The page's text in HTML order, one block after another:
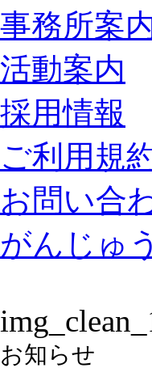
事務所案
活動案内
採用情報
ご利用規
お問い合
がんじゅ
お知らせ